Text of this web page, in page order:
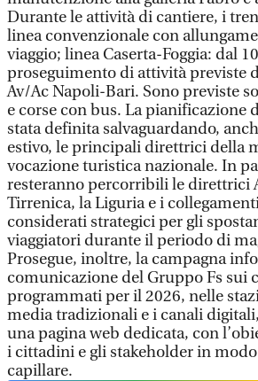
Durante le attività di cantiere, i
linea convenzionale con
viaggio; linea Caserta-Foggia: dal
proseguimento di attività previste
Av/Ac Napoli-Bari. Sono previste
e corse con bus. La pianificazione
stata definita salvaguardando,
estivo, le principali direttrici della
vocazione turistica nazionale. In
resteranno percorribili le direttrici
Tirrenica, la Liguria e i
considerati strategici per gli
viaggiatori durante il periodo di
Prosegue, inoltre, la campagna
comunicazione del Gruppo Fs sui
programmati per il 2026, nelle
media tradizionali e i canali
una pagina web dedicata, con
i cittadini e gli stakeholder in
capillare.